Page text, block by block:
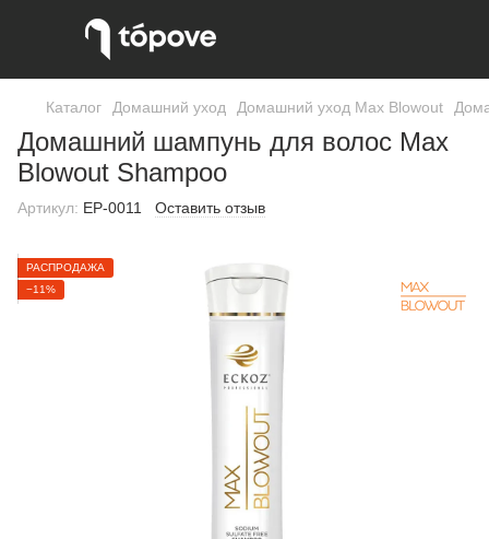
Каталог Домашний уход Домашний уход Max Blowout
Домашний шампунь для волос Max
Blowout Shampoo
Артикул: EP-0011 Оставить отзыв
РАСПРОДАЖА
−11%